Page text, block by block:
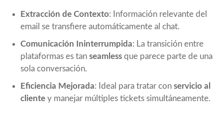
Extracción de Contexto: Información relevante del
email se transfiere automáticamente al chat.
Comunicación Ininterrumpida: La transición entre
plataformas es tan seamless que parece parte de una
sola conversación.
Eficiencia Mejorada: Ideal para tratar con servicio al
cliente y manejar múltiples tickets simultáneamente.